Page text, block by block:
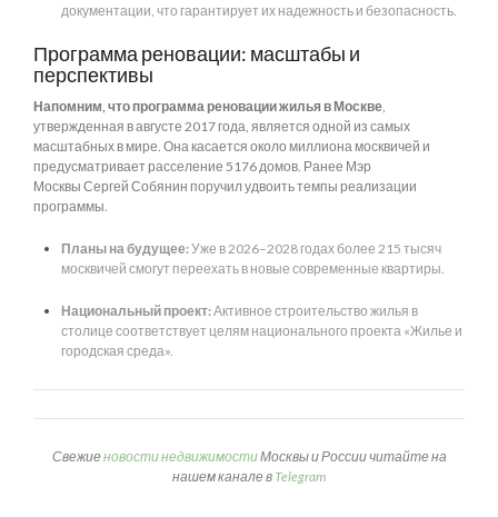
документации, что гарантирует их надежность и безопасность.
Программа реновации: масштабы и
перспективы
Напомним, что программа реновации жилья в Москве
утвержденная в августе 2017 года, является одной из самых
масштабных в мире. Она касается около миллиона москвичей и
предусматривает расселение 5176 домов. Ранее Мэр
Москвы Сергей Собянин поручил удвоить темпы реализации
программы.
Планы на будущее:Уже в 2026–2028 годах более 215 тысяч
москвичей смогут переехать в новые современные квартиры.
Национальный проект:Активное строительство жилья в
столице соответствует целям национального проекта «Жилье и
городская среда».
Свежиеновости недвижимостиМосквы и России читайте на
нашем канале в Telegram